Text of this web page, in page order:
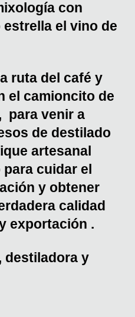
con
el vino de
ruta del café y
el camioncito de
para venir a
de destilado
artesanal
cuidar el
y obtener
calidad
exportación .
destiladora y